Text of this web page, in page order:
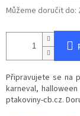
Můžeme doručit do:
Připravujete se na
karneval,
ptakoviny-cb.cz.